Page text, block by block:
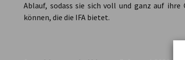
Ablauf, sodass sie sich voll und ganz auf
können, die die IFA bietet.